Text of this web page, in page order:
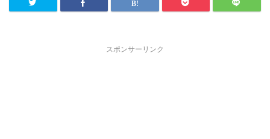
スポンサーリンク